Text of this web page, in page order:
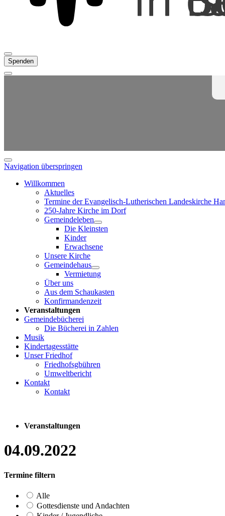
Spenden
Navigation überspringen
Willkommen
Aktuelles
Termine der Evangelisch-Lutherischen Landeskirche
250-Jahre Kirche im Dorf
Gemeindeleben
Die Kleinsten
Kinder
Erwachsene
Unsere Kirche
Gemeindehaus
Vermietung
Über uns
Aus dem Schaukasten
Konfirmandenzeit
Veranstaltungen
Gemeindebücherei
Die Bücherei in Zahlen
Musik
Kindertagesstätte
Unser Friedhof
Friedhofsgbühren
Umweltbericht
Kontakt
Kontakt
Veranstaltungen
04.09.2022
Termine filtern
Alle
Gottesdienste und Andachten